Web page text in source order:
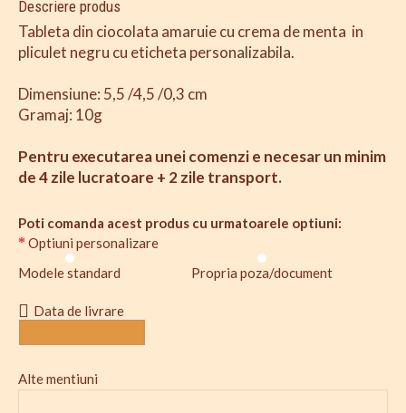
Descriere produs
Tableta din ciocolata amaruie cu crema de menta in
pliculet negru cu eticheta personalizabila.
Dimensiune: 5,5 /4,5 /0,3 cm
Gramaj: 10g
Pentru executarea unei comenzi e necesar un minim
de 4 zile lucratoare + 2 zile transport.
Poti comanda acest produs cu urmatoarele optiuni:
Optiuni personalizare
Modele standard
Propria poza/document
Data de livrare
Alte mentiuni